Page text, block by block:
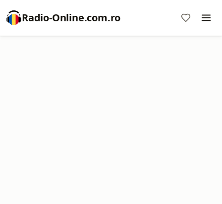
Radio-Online.com.ro